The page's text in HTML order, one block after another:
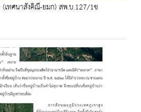
เทศนาสังคิณี-ยมก) สพ.บ.127/1ข